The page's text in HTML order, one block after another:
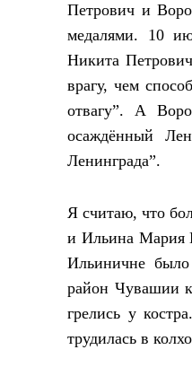
Петрович и
медалями. 10
Никита
врагу, чем
отвагу”. А
осаждённый
Ленинграда”.
Я считаю, что
и Ильина Мария
Ильиничне
район Чувашии
грелись у
трудилась в